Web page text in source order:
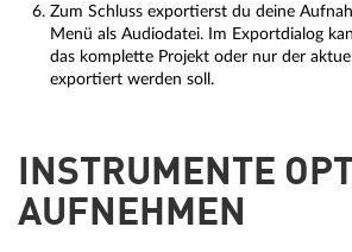
Zum Schluss exportierst du deine
Menü als Audiodatei. Im Exportdialog
das komplette Projekt oder nur der
exportiert werden soll.
INSTRUMENTE
AUFNEHMEN